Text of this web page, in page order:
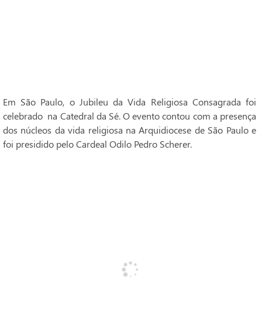
Em São Paulo, o Jubileu da Vida Religiosa Consagrada foi
celebrado na Catedral da Sé. O evento contou com a presença
dos núcleos da vida religiosa na Arquidiocese de São Paulo e
foi presidido pelo Cardeal Odilo Pedro Scherer.